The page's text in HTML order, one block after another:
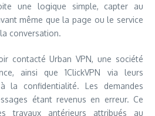
une logique simple, capter au
même que la page ou le service
la conversation.
contacté Urban VPN, une société
ainsi que 1ClickVPN via leurs
la confidentialité. Les demandes
étant revenus en erreur. Ce
travaux antérieurs attribués au